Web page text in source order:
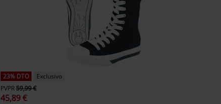
23% DTO
Exclusivo
PVPR59,99 €
45,89 €